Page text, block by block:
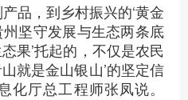
品，到乡村振兴的‘黄金
坚守发展与生态两条底
果’托起的，不仅是农民
就是金山银山’的坚定信
化厅总工程师张凤说。